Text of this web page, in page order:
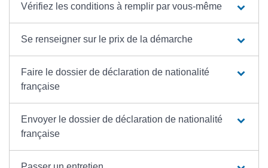
Vérifiez les conditions à remplir par vous-même
Se renseigner sur le prix de la démarche
Faire le dossier de déclaration de nationalité
française
Envoyer le dossier de déclaration de nationalité
française